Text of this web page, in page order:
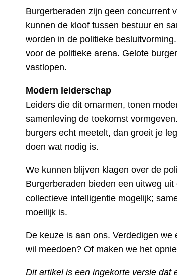
Burgerberaden zijn geen concurrent
kunnen de kloof tussen bestuur en
worden in de politieke
voor de politieke arena. Gelote
vastlopen.
Modern leiderschap
Leiders die dit omarmen, tonen
samenleving de toekomst
burgers echt meetelt, dan groeit je
doen wat nodig is.
We kunnen blijven klagen over de
Burgerberaden bieden een uitweg
collectieve intelligentie mogelijk;
moeilijk is.
De keuze is aan ons. Verdedigen
wil meedoen? Of maken we het
Dit artikel is een ingekorte versie dat